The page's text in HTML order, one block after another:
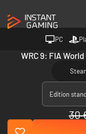
PC
WRC 9: FIA
Edition
30